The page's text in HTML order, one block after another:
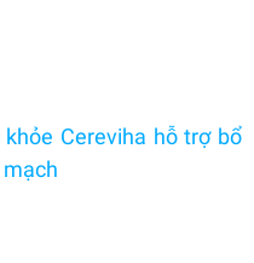
Cereviha hỗ trợ bổ